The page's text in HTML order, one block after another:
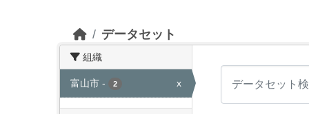
データセット
組織
富山市 - 2 x